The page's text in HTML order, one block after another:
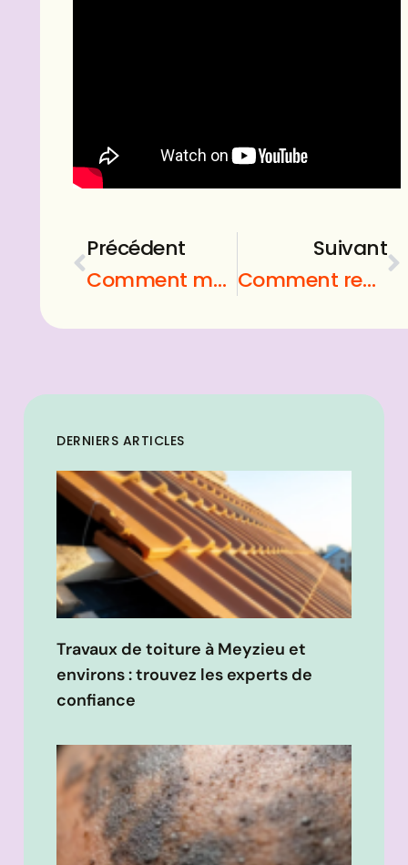
Précédent
Comment muscler ses fessiers ?
Suivant
Comment rencontrer des amis ?
DERNIERS ARTICLES
Travaux de toiture à Meyzieu et
environs : trouvez les experts de
confiance